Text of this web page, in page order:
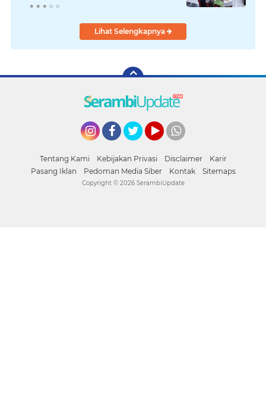
Lihat Selengkapnya
Tentang Kami Kebijakan Privasi Disclaimer
Karir
Pasang Iklan
Pedoman Media Siber Kontak Sitemaps
Copyright © 2026 SerambiUpdate